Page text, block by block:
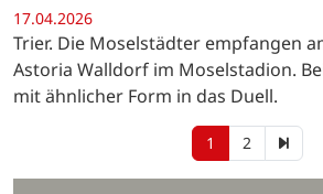
17.04.2026
Trier. Die Moselstädter empfangen
Astoria Walldorf im Moselstadion.
mit ähnlicher Form in das Duell.
1 2